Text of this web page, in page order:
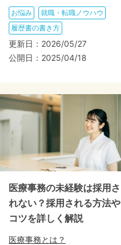
お悩み
就職・転職ノウハウ
履歴書の書き方
更新日： 2026/05/27
公開日： 2025/04/18
医療事務の未経験は採用さ
れない？採用される方法や
コツを詳しく解説
医療事務とは？